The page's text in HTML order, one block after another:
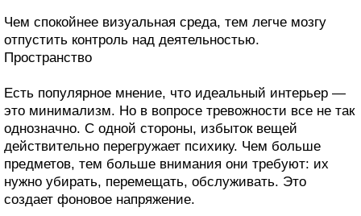
Чем спокойнее визуальная среда, тем легче мозгу
отпустить контроль над деятельностью.
Пространство
Есть популярное мнение, что идеальный интерьер —
это минимализм. Но в вопросе тревожности все не так
однозначно. С одной стороны, избыток вещей
действительно перегружает психику. Чем больше
предметов, тем больше внимания они требуют: их
нужно убирать, перемещать, обслуживать. Это
создает фоновое напряжение.